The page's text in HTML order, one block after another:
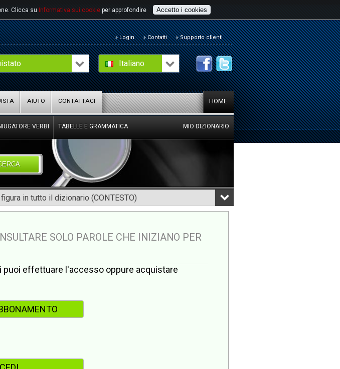
Clicca su Informativa sui cookie per approfondire Accetto i cookies
Italiano
Login Contatti Supporto clienti
HOME
AIUTO CONTATTACI
VERBI TABELLE E GRAMMATICA MIO DIZIONARIO
in tutto il dizionario (CONTESTO)
SOLO PAROLE CHE INIZIANO PER
effettuare l'accesso oppure acquistare